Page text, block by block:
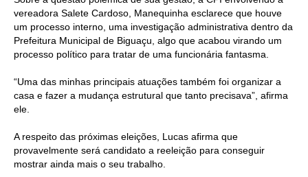
vereadora Salete Cardoso, Manequinha esclarece que houve
um processo interno, uma investigação administrativa dentro da
Prefeitura Municipal de Biguaçu, algo que acabou virando um
processo político para tratar de uma funcionária fantasma.
“Uma das minhas principais atuações também foi organizar a
casa e fazer a mudança estrutural que tanto precisava”, afirma
ele.
A respeito das próximas eleições, Lucas afirma que
provavelmente será candidato a reeleição para conseguir
mostrar ainda mais o seu trabalho.